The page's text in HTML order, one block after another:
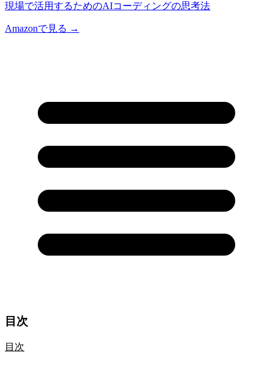
現場で活用するためのAIコーディングの思考法
Amazonで見る →
目次
目次